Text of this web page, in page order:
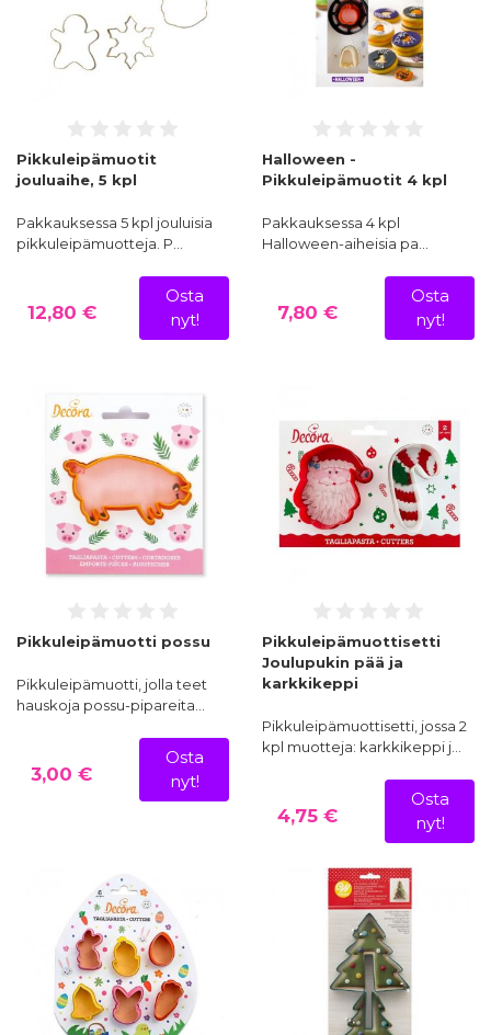
Pikkuleipämuotit
jouluaihe, 5 kpl
Pakkauksessa 5 kpl jouluisia
pikkuleipämuotteja. P…
12,80 €
Osta
nyt!
Halloween -
Pikkuleipämuotit 4 kpl
Pakkauksessa 4 kpl
Halloween-aiheisia pa…
7,80 €
Osta
nyt!
Pikkuleipämuotti possu
Pikkuleipämuotti, jolla teet
hauskoja possu-pipareita…
3,00 €
Osta
nyt!
Pikkuleipämuottisetti
Joulupukin pää ja
karkkikeppi
Pikkuleipämuottisetti, jossa 2
kpl muotteja: karkkikeppi j…
4,75 €
Osta
nyt!